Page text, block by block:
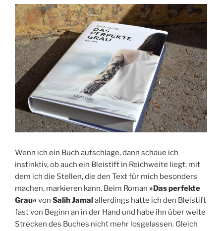
Wenn ich ein Buch aufschlage, dann schaue ich
instinktiv, ob auch ein Bleistift in Reichweite liegt, mit
dem ich die Stellen, die den Text für mich besonders
machen, markieren kann. Beim Roman »Das perfekte
Grau« von Salih Jamalallerdings hatte ich den Bleistift
fast von Beginn an in der Hand und habe ihn über weite
Strecken des Buches nicht mehr losgelassen. Gleich